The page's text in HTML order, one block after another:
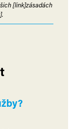
[link]zásadách